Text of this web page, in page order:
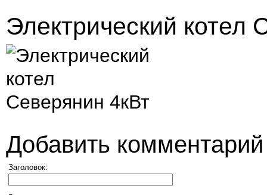
Электрический котел
Добавить комментарий
Заголовок: